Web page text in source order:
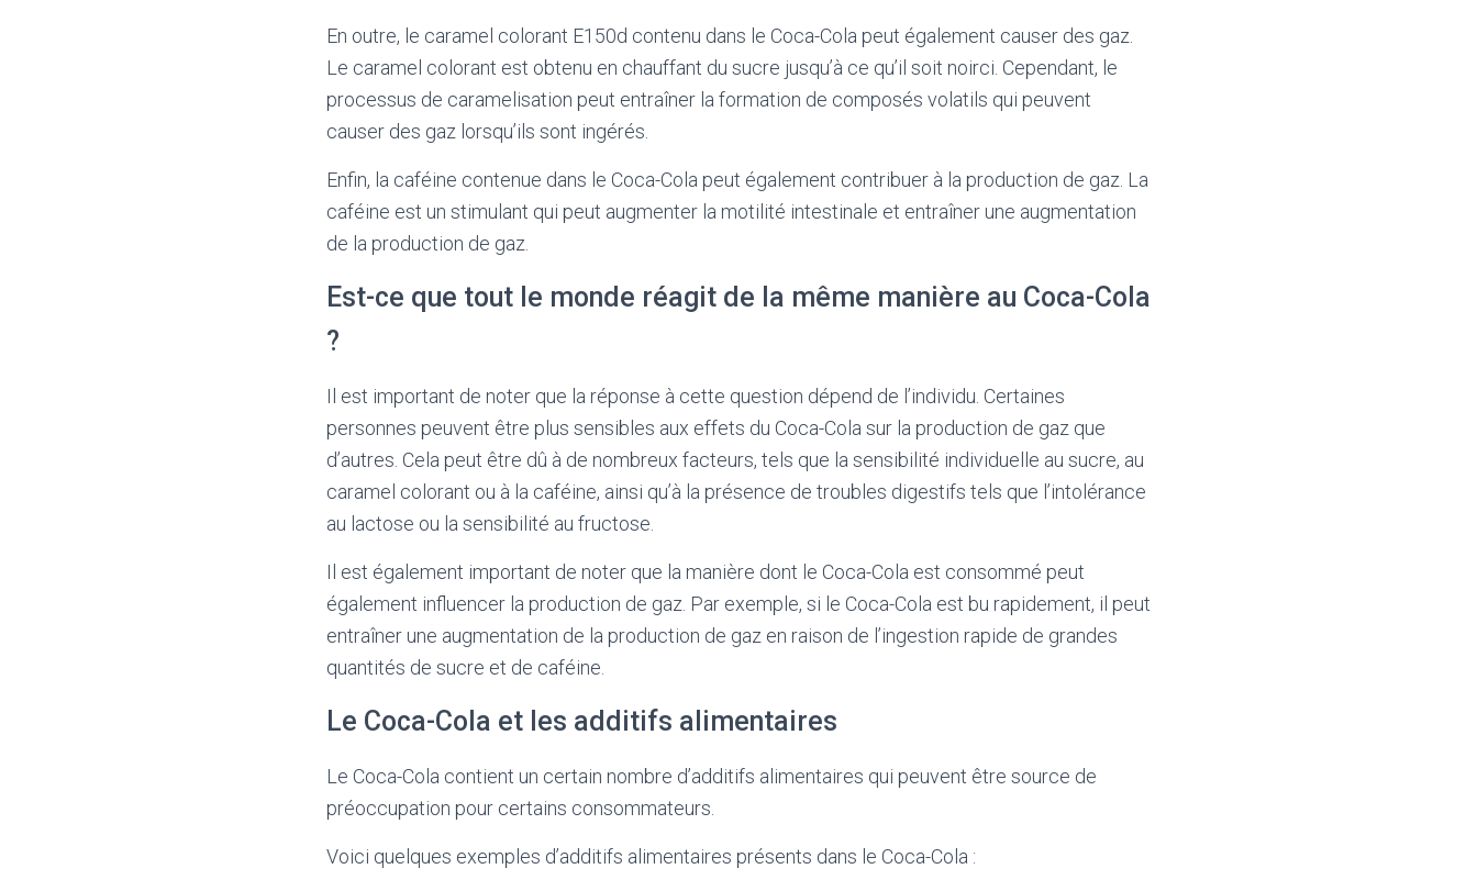
En outre, le caramel colorant E150d contenu dans le Coca-Cola peut également causer des gaz.
Le caramel colorant est obtenu en chauffant du sucre jusqu’à ce qu’il soit noirci. Cependant, le
processus de caramelisation peut entraîner la formation de composés volatils qui peuvent
causer des gaz lorsqu’ils sont ingérés.
Enfin, la caféine contenue dans le Coca-Cola peut également contribuer à la production de gaz. La
caféine est un stimulant qui peut augmenter la motilité intestinale et entraîner une augmentation
de la production de gaz.
Est-ce que tout le monde réagit de la même manière au Coca-Cola
?
Il est important de noter que la réponse à cette question dépend de l’individu. Certaines
personnes peuvent être plus sensibles aux effets du Coca-Cola sur la production de gaz que
d’autres. Cela peut être dû à de nombreux facteurs, tels que la sensibilité individuelle au sucre, au
caramel colorant ou à la caféine, ainsi qu’à la présence de troubles digestifs tels que l’intolérance
au lactose ou la sensibilité au fructose.
Il est également important de noter que la manière dont le Coca-Cola est consommé peut
également influencer la production de gaz. Par exemple, si le Coca-Cola est bu rapidement, il peut
entraîner une augmentation de la production de gaz en raison de l’ingestion rapide de grandes
quantités de sucre et de caféine.
Le Coca-Cola et les additifs alimentaires
Le Coca-Cola contient un certain nombre d’additifs alimentaires qui peuvent être source de
préoccupation pour certains consommateurs.
Voici quelques exemples d’additifs alimentaires présents dans le Coca-Cola :